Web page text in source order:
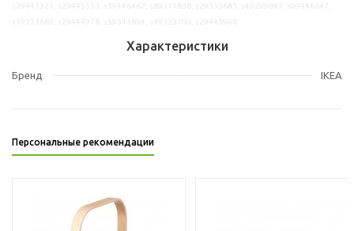
Характеристики
Бренд IKEA
Персональные рекомендации